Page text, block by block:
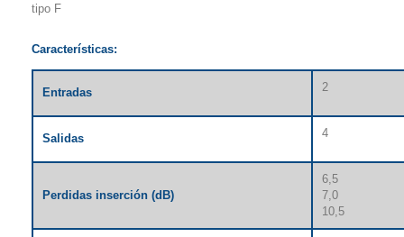
tipo F
Características:
Entradas 2
Salidas 4
Perdidas inserción (dB)
6,5
7,0
10,5